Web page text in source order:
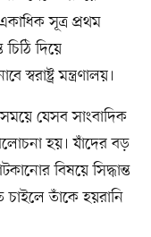
সূত্র প্রথম
দিয়ে
স্বরাষ্ট্র মন্ত্রণালয়।
যেসব সাংবাদিক
হয়। যাঁদের বড়
বিষয়ে সিদ্ধান্ত
তাঁকে হয়রানি